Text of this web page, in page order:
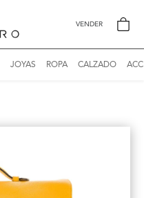
VENDER
JOYAS ROPA CALZADO